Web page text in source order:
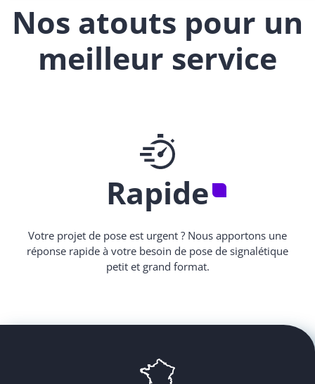
Nos atouts pour un
meilleur service
Rapide
Votre projet de pose est urgent ? Nous apportons une
réponse rapide à votre besoin de pose de signalétique
petit et grand format.